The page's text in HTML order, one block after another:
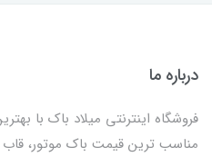
درباره ما
فروشگاه اینترنتی میلاد باک با
مناسب ترین قیمت باک موتور،